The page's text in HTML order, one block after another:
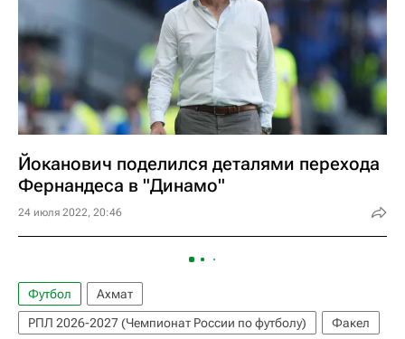
Йоканович поделился деталями перехода
Фернандеса в "Динамо"
24 июля 2022, 20:46
Футбол
Ахмат
РПЛ 2026-2027 (Чемпионат России по футболу)
Факел